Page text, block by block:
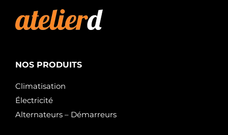
NOS PRODUITS
Climatisation
Électricité
Alternateurs – Démarreurs